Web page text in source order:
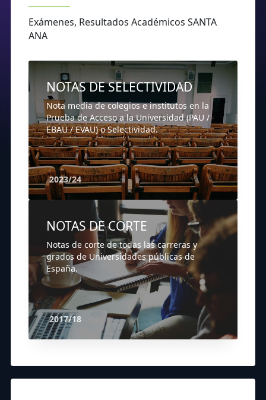
Exámenes, Resultados Académicos SANTA
ANA
NOTAS DE SELECTIVIDAD
Nota media de colegios e institutos en la
Prueba de Acceso a la Universidad (PAU /
EBAU / EVAU) o Selectividad.
2023/24
NOTAS DE CORTE
Notas de corte de todas las carreras y
grados de Universidades públicas de
España.
2017/18